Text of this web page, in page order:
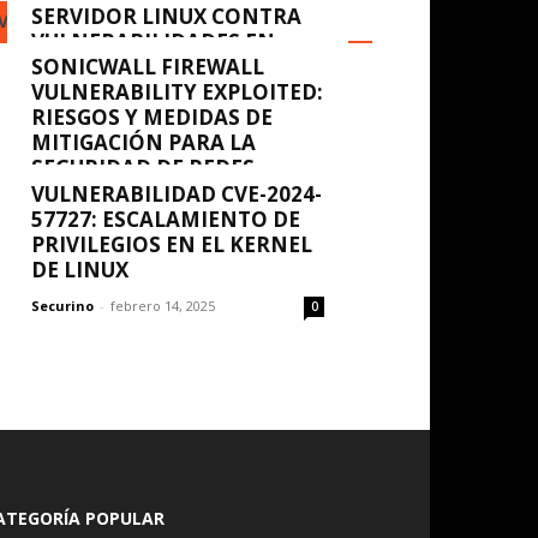
SERVIDOR LINUX CONTRA
VULNERABILIDADES EN
POSTGRESQL
Securino - febrero 14, 2025 0
SONICWALL FIREWALL
VULNERABILITY EXPLOITED:
RIESGOS Y MEDIDAS DE
MITIGACIÓN PARA LA
SEGURIDAD DE REDES
Securino - febrero 14, 2025 0
VULNERABILIDAD CVE-2024-
57727: ESCALAMIENTO DE
PRIVILEGIOS EN EL KERNEL
DE LINUX
Securino - febrero 14, 2025 0
POPULAR